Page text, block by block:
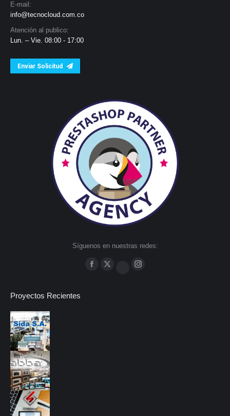
E-mail:
info@tecnocloud.com.co
Atención al publico:
Lun. – Vie. 08:00 - 17:00
Enviar Solicitud
Síguenos en nuestras redes:
Facebook
Twitter Instagram
Proyectos Recientes